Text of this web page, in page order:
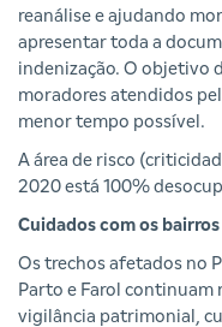
reanálise e ajudando
apresentar toda a
indenização. O objetivo
moradores atendidos
menor tempo possível.
A área de risco
2020 está 100%
Cuidados com os
Os trechos afetados no
Parto e Farol continuam
vigilância patrimonial,